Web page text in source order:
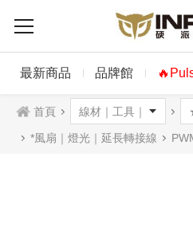
最新商品 品牌館
首頁
*風扇｜燈光｜延長轉接線